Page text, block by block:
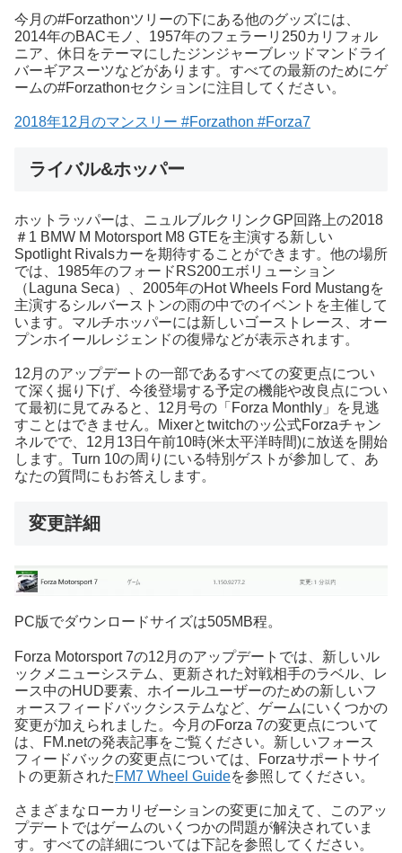
今月の#Forzath​​onツリーの下にある他のグッズには、
2014年のBACモノ、1957年のフェラーリ250カリフォル
ニア、休日をテーマにしたジンジャーブレッドマンドライ
バーギアスーツなどがあります。すべての最新のためにゲ
ームの#Forzath​​onセクションに注目してください。
2018年12月のマンスリー #Forzathon #Forza7
ライバル&ホッパー
ホットラッパーは、ニュルブルクリンクGP回路上の2018
＃1 BMW M Motorsport M8 GTEを主演する新しい
Spotlight Rivalsカーを期待することができます。他の場所
では、1985年のフォードRS200エボリューション
（Laguna Seca）、2005年のHot Wheels Ford Mustangを
主演するシルバーストンの雨の中でのイベントを主催して
います。マルチホッパーには新しいゴーストレース、オー
プンホイールレジェンドの復帰などが表示されます。
12月のアップデートの一部であるすべての変更点につい
て深く掘り下げ、今後登場する予定の機能や改良点につい
て最初に見てみると、12月号の「Forza Monthly」を見逃
すことはできません。Mixerとtwitchのッ公式Forzaチャン
ネルでで、12月13日午前10時(米太平洋時間)に放送を開始
します。Turn 10の周りにいる特別ゲストが参加して、あ
なたの質問にもお答えします。
変更詳細
PC版でダウンロードサイズは505MB程。
Forza Motorsport 7の12月のアップデートでは、新しいル
ックメニューシステム、更新された対戦相手のラベル、レ
ース中のHUD要素、ホイールユーザーのための新しいフ
ォースフィードバックシステムなど、ゲームにいくつかの
変更が加えられました。今月のForza 7の変更点について
は、FM.netの発表記事をご覧ください。新しいフォース
フィードバックの変更点については、Forzaサポートサイ
トの更新された FM7 Wheel Guideを参照してください。
さまざまなローカリゼーションの変更に加えて、このアッ
プデートではゲームのいくつかの問題が解決されていま
す。すべての詳細については下記を参照してください。